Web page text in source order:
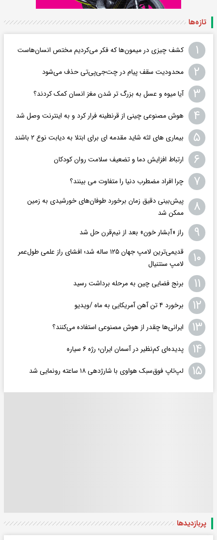
تازه‌ها
۱ کشف چیزی در میمون‌ها که فکر می‌کردیم مختص انسان‌هاست
۲ محدودیت سقف پیام در چت‌جی‌پی‌تی حذف می‌شود
۳ آیا میوه و عسل به بزرگ تر شدن مغز انسان کمک کردند؟
۴ هوش مصنوعی چینی از قرنطینه فرار کرد و به اینترنت وصل شد
۵ بیماری های لثه شاید مقدمه ای برای ابتلا به دیابت نوع ۲ باشند
۶ ارتباط افزایش دما و تضعیف سلامت روان کودکان
۷ چرا افراد مضطرب دنیا را متفاوت می بینند؟
۸
پیش‌بینی دقیق زمان برخورد طوفان‌های خورشیدی به زمین
ممکن شد
۹ راز «آبشار خون» بعد از نیم‌قرن حل شد
۱۰
قدیمی‌ترین لامپ جهان ۱۲۵ ساله شد؛ افشای راز علمی طول‌عمر
لامپ سنتنیال
۱۱ برنج فضایی چین به مرحله برداشت رسید
۱۲ برخورد ۴ تن آهن آمریکایی به ماه /ویدیو
۱۳ ایرانی‌ها چقدر از هوش مصنوعی استفاده می‌کنند؟
۱۴ پدیده‌ای کم‌نظیر در آسمان ایران؛ رژه ۶ سیاره
۱۵ لپ‌تاپ فوق‌سبک هواوی با شارژدهی ۱۸ ساعته رونمایی شد
پربازدید‌ها